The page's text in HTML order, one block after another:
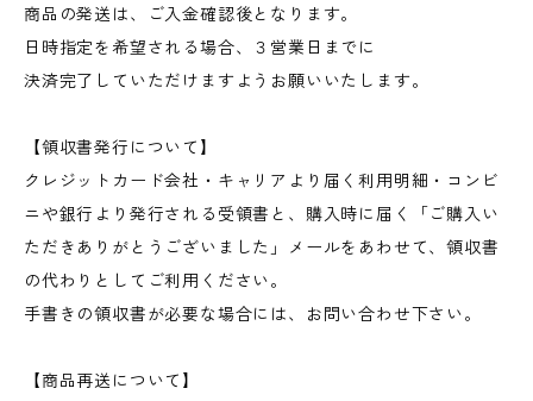
商品の発送は、ご入金確認後となります。
日時指定を希望される場合、３営業日までに
決済完了していただけますようお願いいたします。
【領収書発行について】
クレジットカード会社・キャリアより届く利用明細・コンビ
ニや銀行より発行される受領書と、購入時に届く「ご購入い
ただきありがとうございました」メールをあわせて、領収書
の代わりとしてご利用ください。
手書きの領収書が必要な場合には、お問い合わせ下さい。
【商品再送について】